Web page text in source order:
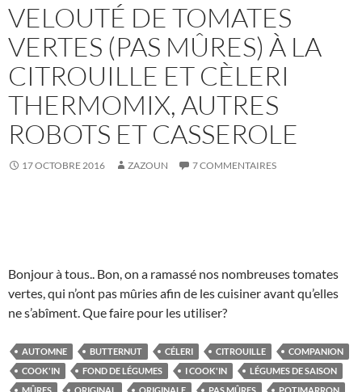
VELOUTÉ DE TOMATES
VERTES (PAS MÛRES) À LA
CITROUILLE ET CÈLERI
THERMOMIX, AUTRES
ROBOTS ET CASSEROLE
17 OCTOBRE 2016 ZAZOUN 7 COMMENTAIRES
Bonjour à tous.. Bon, on a ramassé nos nombreuses tomates
vertes, qui n’ont pas mûries afin de les cuisiner avant qu’elles
ne s’abîment. Que faire pour les utiliser?
AUTOMNE BUTTERNUT CÉLERI CITROUILLE
COMPANION
COOK'IN
FOND DE LÉGUMES I COOK'IN
LÉGUMES DE SAISON